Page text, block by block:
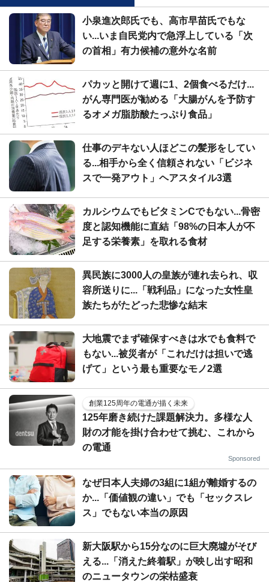
小泉進次郎氏でも、高市早苗氏でもな
い...いま自民党内で急浮上している「次
の首相」有力候補の意外な名前
パカッと開けて週に1、2個食べるだけ...
がん専門医が勧める「大腸がんを予防す
るオメガ脂肪酸たっぷり食品」
仕事のデキない人ほどこの髪形をしてい
る...相手から全く信頼されない「ビジネ
スで一発アウト」ヘアスタイル3選
カルシウムでもビタミンCでもない...骨密
度と認知機能に直結「98%の日本人が不
足する栄養素」を取れる食材
異民族に3000人の皇族が連れ去られ、収
容所送りに...「戦利品」になった女性皇
族たちがたどった悲惨な結末
大地震でまず確保すべきは水でも食料で
もない...被災者が「これだけは担いで逃
げて」という最も重要なモノ2選
創業125周年の電通が描く未来
125年磨き続けた課題解決力。多様な人
財の才能を掛け合わせて挑む、これから
の電通
Sponsored
なぜ日本人夫婦の3組に1組が離婚するの
か...「価値観の違い」でも「セックスレ
ス」でもない本当の原因
新大阪駅から15分なのに巨大廃墟がそび
える...「消えた終着駅」が映し出す昭和
のニュータウンの栄枯盛衰